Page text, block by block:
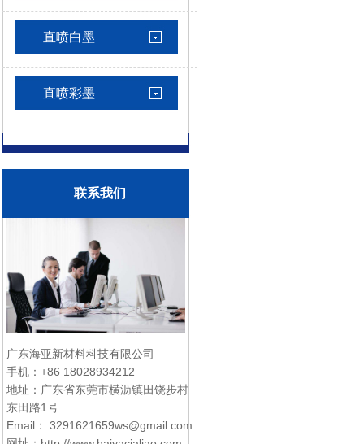
直喷白墨
直喷彩墨
联系我们
广东海亚新材料科技有限公司
手机： +86 18028934212
地址：广东省东莞市横沥镇田饶步村
东田路1号
Email： 3291621659ws@gmail.com